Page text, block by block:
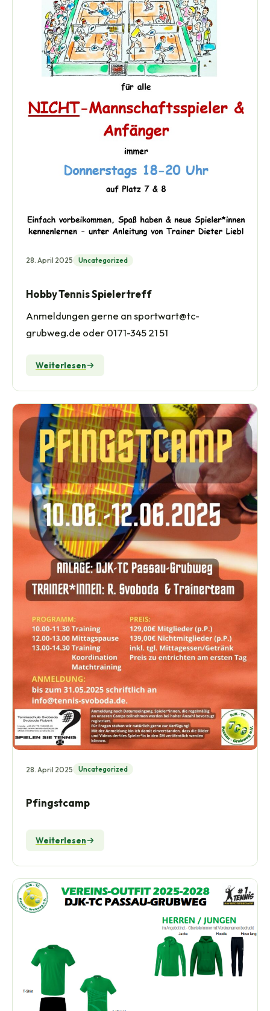
28. April 2025 Uncategorized
Hobby Tennis Spielertreff
Anmeldungen gerne an sportwart@tc-
grubweg.de oder 0171-345 21 51
Weiterlesen
28. April 2025 Uncategorized
Pfingstcamp
Weiterlesen